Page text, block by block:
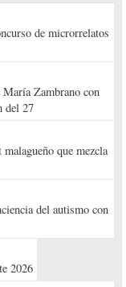
de microrrelatos
María Zambrano con
del 27
que mezcla
del autismo con
2026